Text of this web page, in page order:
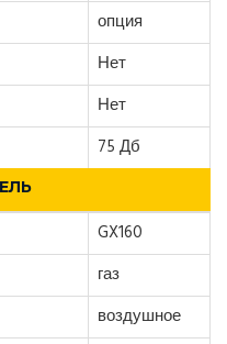
опция
Нет
Нет
75 Дб
GX160
газ
воздушное